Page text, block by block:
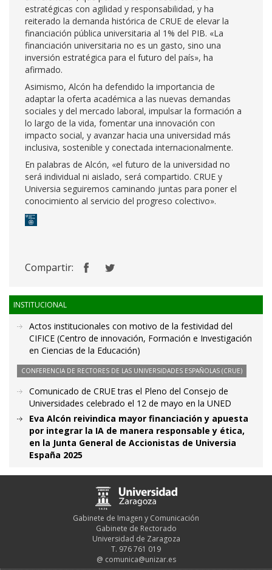
estratégicas con agilidad y responsabilidad, y ha
reiterado la demanda histórica de CRUE de elevar la
financiación pública universitaria al 1% del PIB. «La
financiación universitaria no es un gasto, sino una
inversión estratégica para el futuro del país», ha
afirmado.
Asimismo, Alcón ha defendido la importancia de
adaptar la oferta académica a las nuevas demandas
sociales y del mercado laboral, impulsar la formación a
lo largo de la vida, fomentar una innovación con
impacto social, y avanzar hacia una universidad más
inclusiva, sostenible y conectada internacionalmente.
En palabras de Alcón, «el futuro de la universidad no
será individual ni aislado, será compartido. CRUE y
Universia seguiremos caminando juntas para poner el
conocimiento al servicio del progreso colectivo».
Compartir:
INSTITUCIONAL
Actos institucionales con motivo de la festividad del
CIFICE (Centro de innovación, Formación e Investigación
en Ciencias de la Educación)
CONFERENCIA DE RECTORES DE LAS UNIVERSIDADES ESPAÑOLAS (CRUE)
Comunicado de CRUE tras el Pleno del Consejo de
Universidades celebrado el 12 de mayo en la UNED
Eva Alcón reivindica mayor financiación y apuesta
por integrar la IA de manera responsable y ética,
en la Junta General de Accionistas de Universia
España 2025
Gabinete de Imagen y Comunicación
Gabinete de Rectorado
Universidad de Zaragoza
T. 976 761 019
@ comunica@unizar.es